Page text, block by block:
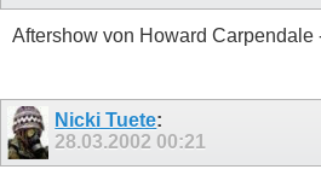
Aftershow von Howard Carpendale
Nicki Tuete:
28.03.2002 00:21